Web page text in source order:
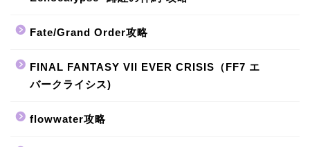
Fate/Grand Order攻略
FINAL FANTASY VII EVER CRISIS（FF7 エ
バークライシス)
flowwater攻略